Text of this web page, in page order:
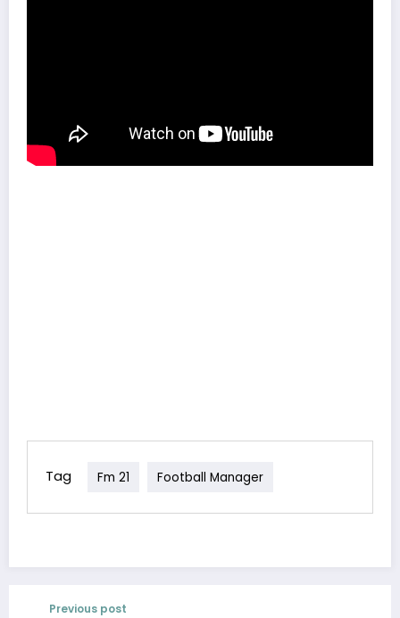
Tag Fm 21 Football Manager
Previous post